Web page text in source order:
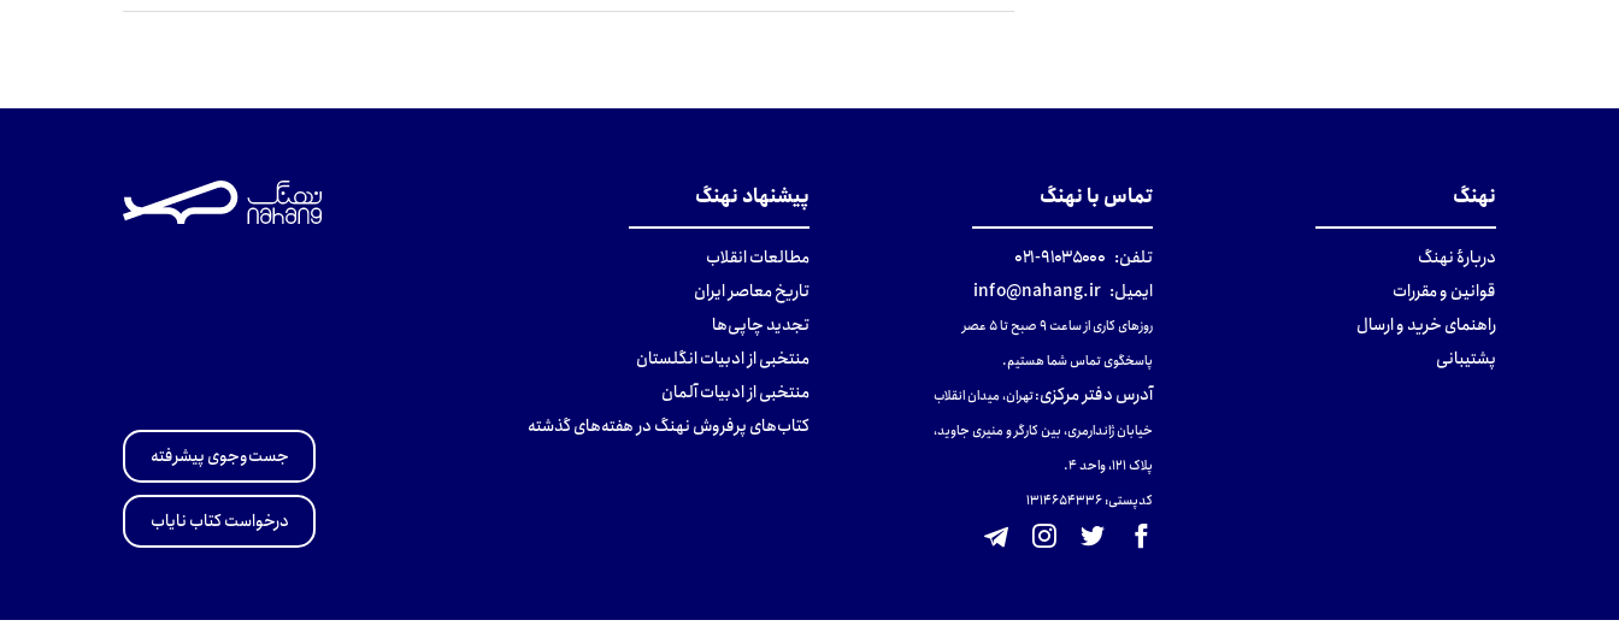
نهنگ
دربارهٔ نهنگ
قوانین و مقررات
راهنمای خرید و ارسال
پشتیبانی
تماس با نهنگ
تلفن: ۹۱۰۳۵۰۰۰-۰۲۱
ایمیل: info@nahang.ir
روزهای کاری از ساعت ۹ صبح تا ۵ عصر
پاسخگوی تماس شما هستیم.
آدرس دفتر مرکزی:تهران، میدان انقلاب
خیابان ژاندارمری، بین کارگر و منیری جاوید،
پلاک 121، واحد ۴.
کدپستی: 131465433۶
پیشنهاد نهنگ
مطالعات انقلاب
تاریخ معاصر ایران
تجدید چاپی‌ها
منتخبی از ادبیات انگلستان
منتخبی از ادبیات آلمان
کتاب‌های پرفروش نهنگ در هفته‌های گذشته
جست‌وجوی پیشرفته
درخواست کتاب نایاب